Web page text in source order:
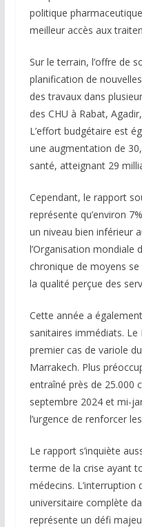
politique
meilleur accès aux
Sur le terrain, l’offre de
planification de
des travaux dans
des CHU à Rabat,
L’effort budgétaire est
une augmentation de
santé, atteignant 29
Cependant, le rapport
représente qu’environ
un niveau bien inférieur
l’Organisation mondiale
chronique de moyens
la qualité perçue des
Cette année a
sanitaires immédiats.
premier cas de variole
Marrakech. Plus
entraîné près de 25.000
septembre 2024 et mi-
l’urgence de renforcer
Le rapport s’inquiète
terme de la crise ayant
médecins. L’interruption
universitaire complète
représente un défi